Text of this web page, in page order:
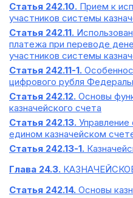
Статья 242.10. Прием к
участников системы
Статья 242.11.
платежа при переводе
участников системы
Статья 242.11-1.
цифрового рубля
Статья 242.12. Основы
казначейского счета
Статья 242.13.
едином казначейском
Статья 242.13-1.
Глава 24.3.
Статья 242.14. Основы